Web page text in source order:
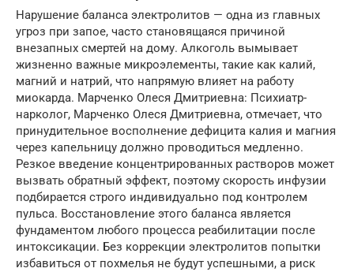
Нарушение баланса электролитов — одна из главных
угроз при запое, часто становящаяся причиной
внезапных смертей на дому. Алкоголь вымывает
жизненно важные микроэлементы, такие как калий,
магний и натрий, что напрямую влияет на работу
миокарда. Марченко Олеся Дмитриевна: Психиатр-
нарколог, Марченко Олеся Дмитриевна, отмечает, что
принудительное восполнение дефицита калия и магния
через капельницу должно проводиться медленно.
Резкое введение концентрированных растворов может
вызвать обратный эффект, поэтому скорость инфузии
подбирается строго индивидуально под контролем
пульса. Восстановление этого баланса является
фундаментом любого процесса реабилитации после
интоксикации. Без коррекции электролитов попытки
избавиться от похмелья не будут успешными, а риск